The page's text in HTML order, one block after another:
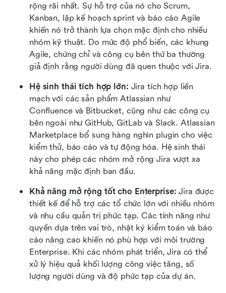
rộng rãi nhất. Sự hỗ trợ của nó cho Scrum,
Kanban, lập kế hoạch sprint và báo cáo Agile
khiến nó trở thành lựa chọn mặc định cho nhiều
nhóm kỹ thuật. Do mức độ phổ biến, các khung
Agile, chứng chỉ và công cụ bên thứ ba thường
giả định rằng người dùng đã quen thuộc với Jira.
Hệ sinh thái tích hợp lớn: Jira tích hợp liền
mạch với các sản phẩm Atlassian như
Confluence và Bitbucket, cũng như các công cụ
bên ngoài như GitHub, GitLab và Slack. Atlassian
Marketplace bổ sung hàng nghìn plugin cho việc
kiểm thử, báo cáo và tự động hóa. Hệ sinh thái
này cho phép các nhóm mở rộng Jira vượt xa
khả năng mặc định ban đầu.
Khả năng mở rộng tốt cho Enterprise: Jira được
thiết kế để hỗ trợ các tổ chức lớn với nhiều nhóm
và nhu cầu quản trị phức tạp. Các tính năng như
quyền dựa trên vai trò, nhật ký kiểm toán và báo
cáo nâng cao khiến nó phù hợp với môi trường
Enterprise. Khi các nhóm phát triển, Jira có thể
xử lý hiệu quả khối lượng công việc tăng, số
lượng người dùng và độ phức tạp của dự án.